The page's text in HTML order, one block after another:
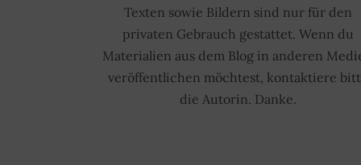
Texten sowie Bildern sind nur für den
privaten Gebrauch gestattet. Wenn du
Materialien aus dem Blog in anderen
veröffentlichen möchtest, kontaktiere
die Autorin. Danke.